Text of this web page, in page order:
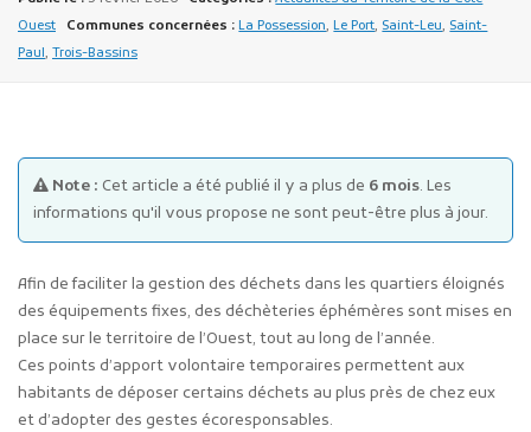
Publicité des actes
Plans d'accès
Ouest
Communes concernées : La Possession,Le Port, Saint-Leu, Saint-
Paul, Trois-Bassins
Note : Cet article a été publié il y a plus de 6 mois. Les
informations qu'il vous propose ne sont peut-être plus à jour.
Afin de faciliter la gestion des déchets dans les quartiers éloignés
des équipements fixes, des déchèteries éphémères sont mises en
place sur le territoire de l’Ouest, tout au long de l’année.
Ces points d’apport volontaire temporaires permettent aux
habitants de déposer certains déchets au plus près de chez eux
et d’adopter des gestes écoresponsables.